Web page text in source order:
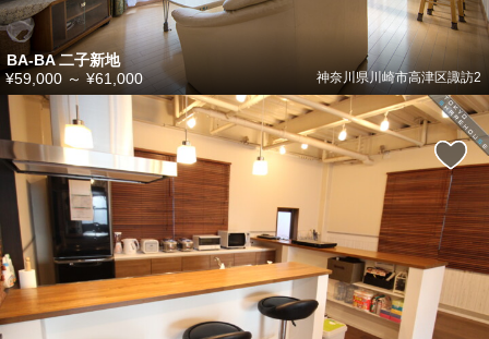
BA-BA 二子新地
神奈川県川崎市高津区諏訪2
¥59,000 ～ ¥61,000